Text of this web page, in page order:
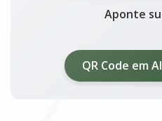
Aponte
QR Code em